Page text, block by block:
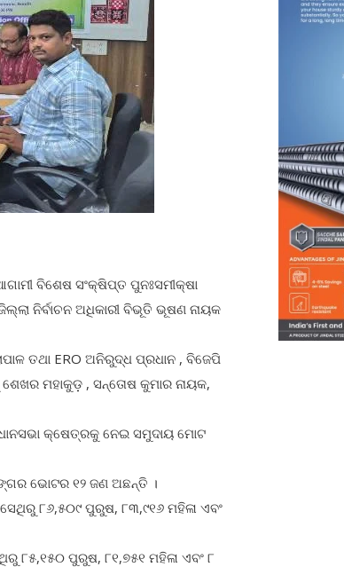
ବିଶେଷ ସଂକ୍ଷିପ୍ତ ପୁନଃସମୀକ୍ଷା
ନିର୍ବାଚନ ଅଧିକାରୀ ବିଭୂତି ଭୂଷଣ ନାୟକ
ତଥା ERO ଅନିରୁଦ୍ଧ ପ୍ରଧାନ , ବିଜେପି
ମହାକୁଡ଼ , ସନ୍ତୋଷ କୁମାର ନାୟକ,
କ୍ଷେତ୍ରକୁ ନେଇ ସମୁଦାୟ ମୋଟ
ଭୋଟର ୧୨ ଜଣ ଅଛନ୍ତି ।
୮୬,୫୦୯ ପୁରୁଷ, ୮୩,୯୧୬ ମହିଳା ଏବଂ
୮୫,୧୫୦ ପୁରୁଷ, ୮୧,୭୫୧ ମହିଳା ଏବଂ ୮